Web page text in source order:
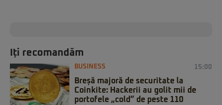
Iți recomandăm
BUSINESS 15:00
Breșă majoră de securitate la
Coinkite: Hackerii au golit mii de
portofele „cold” de peste 110